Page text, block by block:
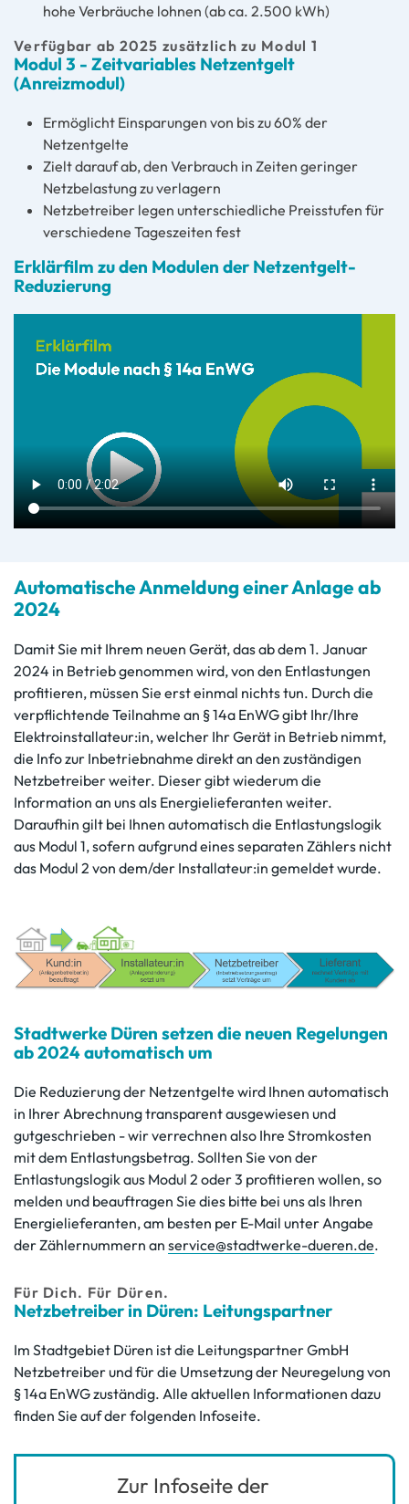
hohe Verbräuche lohnen (ab ca. 2.500 kWh)
Modul 3 - Zeitvariables Netzentgelt
(Anreizmodul)
Verfügbar ab 2025 zusätzlich zu Modul 1
Ermöglicht Einsparungen von bis zu 60% der
Netzentgelte
Zielt darauf ab, den Verbrauch in Zeiten geringer
Netzbelastung zu verlagern
Netzbetreiber legen unterschiedliche Preisstufen für
verschiedene Tageszeiten fest
Erklärfilm zu den Modulen der Netzentgelt-
Reduzierung
Automatische Anmeldung einer Anlage ab
2024
Damit Sie mit Ihrem neuen Gerät, das ab dem 1. Januar
2024 in Betrieb genommen wird, von den Entlastungen
profitieren, müssen Sie erst einmal nichts tun. Durch die
verpflichtende Teilnahme an § 14a EnWG gibt Ihr/Ihre
Elektroinstallateur:in, welcher Ihr Gerät in Betrieb nimmt,
die Info zur Inbetriebnahme direkt an den zuständigen
Netzbetreiber weiter. Dieser gibt wiederum die
Information an uns als Energielieferanten weiter.
Daraufhin gilt bei Ihnen automatisch die Entlastungslogik
aus Modul 1, sofern aufgrund eines separaten Zählers nicht
das Modul 2 von dem/der Installateur:in gemeldet wurde.
Stadtwerke Düren setzen die neuen Regelungen
ab 2024 automatisch um
Die Reduzierung der Netzentgelte wird Ihnen automatisch
in Ihrer Abrechnung transparent ausgewiesen und
gutgeschrieben - wir verrechnen also Ihre Stromkosten
mit dem Entlastungsbetrag. Sollten Sie von der
Entlastungslogik aus Modul 2 oder 3 profitieren wollen, so
melden und beauftragen Sie dies bitte bei uns als Ihren
Energielieferanten, am besten per E-Mail unter Angabe
der Zählernummern an service@stadtwerke-dueren.de.
Netzbetreiber in Düren: Leitungspartner
Für Dich. Für Düren.
Im Stadtgebiet Düren ist die Leitungspartner GmbH
Netzbetreiber und für die Umsetzung der Neuregelung von
§ 14a EnWG zuständig. Alle aktuellen Informationen dazu
finden Sie auf der folgenden Infoseite.
Zur Infoseite der